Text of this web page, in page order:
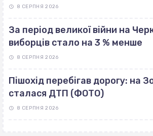
8 СЕРПНЯ 2026
За період великої війни на
виборців стало на 3 % менше
8 СЕРПНЯ 2026
Пішохід перебігав дорогу: на
сталася ДТП (ФОТО)
8 СЕРПНЯ 2026